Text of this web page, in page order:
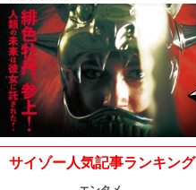
サイゾー人気記事ランキング